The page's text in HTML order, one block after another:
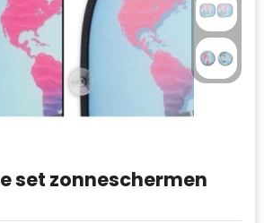
set zonneschermen